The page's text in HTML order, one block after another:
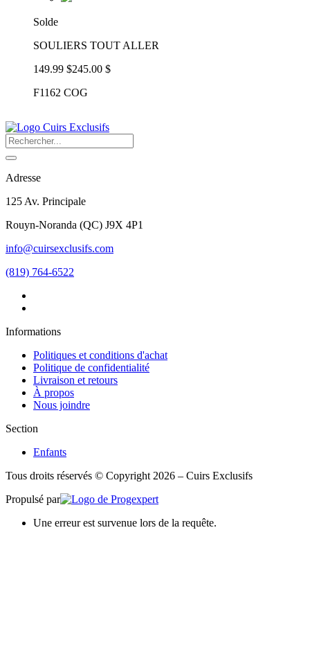
Solde
SOULIERS TOUT ALLER
149.99 $245.00 $
F1162 COG
Adresse
125 Av. Principale
Rouyn-Noranda (QC) J9X 4P1
info@cuirsexclusifs.com
(819) 764-6522
Informations
Politiques et conditions d'achat
Politique de confidentialité
Livraison et retours
À propos
Nous joindre
Section
Enfants
Tous droits réservés © Copyright 2026 – Cuirs Exclusifs
Propulsé par